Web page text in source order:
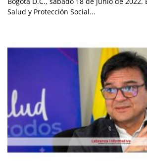
Salud y Protección Social...